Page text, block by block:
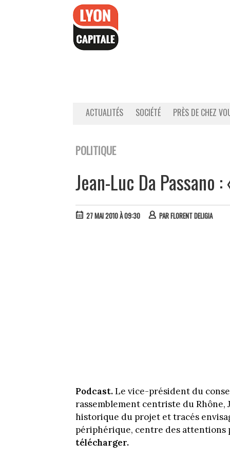
ACTUALITÉS SOCIÉTÉ PRÈS DE CHEZ
POLITIQUE
Jean-Luc Da Passano
27 MAI 2010 À 09:30 PARFLORENT DELIGIA
Podcast.Le vice-président du
rassemblement centriste du Rhône,
historique du projet et tracés
périphérique, centre des attentions
télécharger.